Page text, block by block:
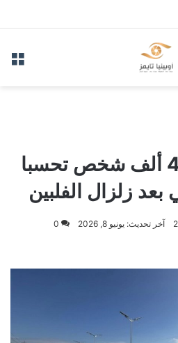
اليابان.. إجلاء 42 ألف شخص تحسبا
زلزال الفلبين
آخر تحديث: يونيو 8, 2026 0